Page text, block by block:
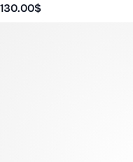
130.00$